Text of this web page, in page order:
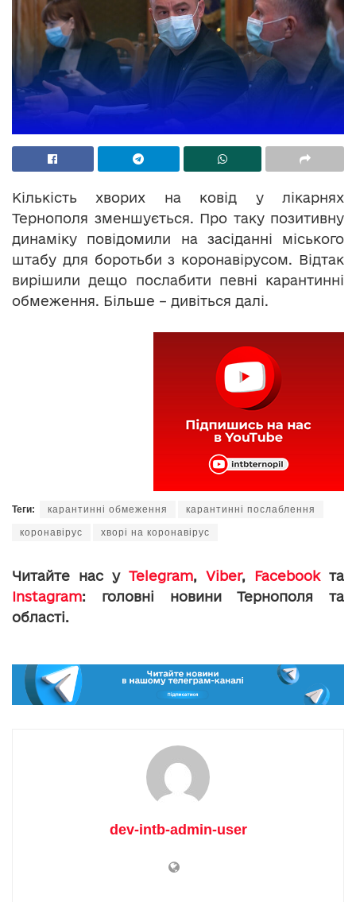
Кількість хворих на ковід у лікарнях
Тернополя зменшується. Про таку позитивну
динаміку повідомили на засіданні міського
штабу для боротьби з коронавірусом. Відтак
вирішили дещо послабити певні карантинні
обмеження. Більше – дивіться далі.
Теги: карантинні обмеження карантинні послаблення
коронавірус хворі на коронавірус
Читайте нас у Telegram, Viber, Facebookта
Instagram: головні новини Тернополя та
області.
dev-intb-admin-user